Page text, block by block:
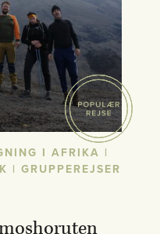
I AFRIKA |
| GRUPPEREJSER